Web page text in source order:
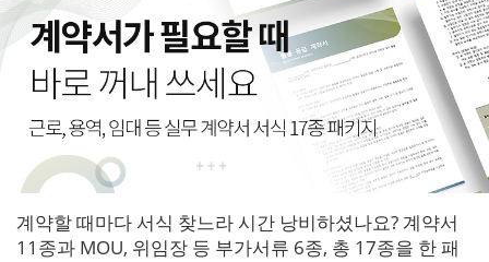
계약할 때마다 서식 찾느라 시간 낭비하셨나요? 계약서
11종과 MOU, 위임장 등 부가서류 6종, 총 17종을 한 패